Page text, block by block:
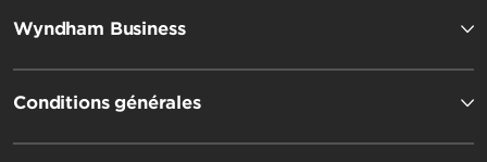
Wyndham Business
Conditions générales